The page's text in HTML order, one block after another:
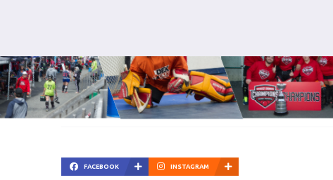
FACEBOOK INSTAGRAM